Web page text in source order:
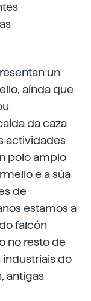
un
aínda que
da caza
actividades
polo amplo
e a súa
de
estamos a
falcón
no resto de
industriais do
antigas